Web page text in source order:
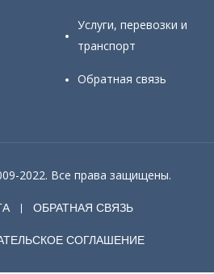
Услуги, перевозки и
транспорт
Обратная связь
2022. Все права защищены.
ОБРАТНАЯ СВЯЗЬ
СОГЛАШЕНИЕ